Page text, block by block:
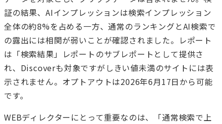
証の結果、AIインプレッションは検索インプレッション
全体の約8%を占める一方、通常のランキングとAI検索で
の露出には相関が弱いことが確認されました。レポート
は「検索結果」レポートのサブレポートとして提供さ
れ、Discoverも対象ですがしきい値未満のサイトには表
示されません。オプトアウトは2026年6月17日から可能
です。
WEBディレクターにとって重要なのは、「通常検索で上